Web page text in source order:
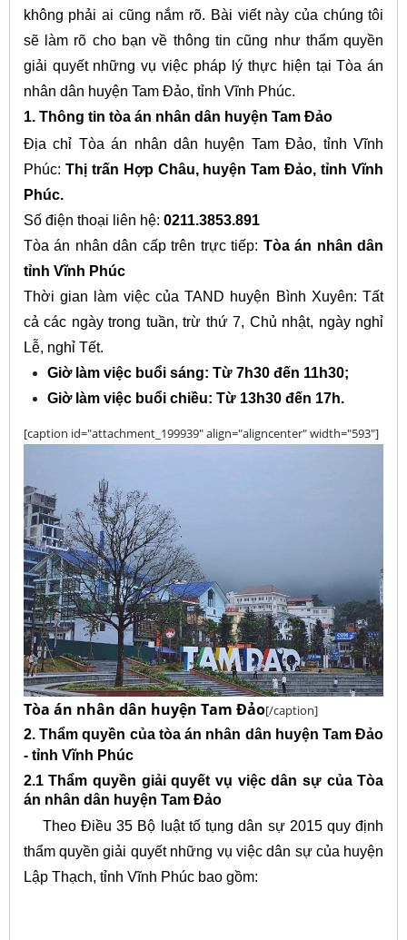
không phải ai cũng nắm rõ. Bài viết này của chúng tôi
sẽ làm rõ cho bạn về thông tin cũng như thẩm quyền
giải quyết những vụ việc pháp lý thực hiện tại Tòa án
nhân dân huyện Tam Đảo, tỉnh Vĩnh Phúc.
1. Thông tin tòa án nhân dân huyện Tam Đảo
Địa chỉ Tòa án nhân dân huyện Tam Đảo, tỉnh Vĩnh
Phúc: Thị trấn Hợp Châu, huyện Tam Đảo, tỉnh Vĩnh
Phúc.
Số điện thoại liên hệ: 0211.3853.891
Tòa án nhân dân cấp trên trực tiếp: Tòa án nhân dân
tỉnh Vĩnh Phúc
Thời gian làm việc của TAND huyện Bình Xuyên: Tất
cả các ngày trong tuần, trừ thứ 7, Chủ nhật, ngày nghỉ
Lễ, nghỉ Tết.
Giờ làm việc buổi sáng: Từ 7h30 đến 11h30;
Giờ làm việc buổi chiều: Từ 13h30 đến 17h.
[caption id="attachment_199939" align="aligncenter" width="593"]
Tòa án nhân dân huyện Tam Đảo[/caption]
2. Thẩm quyền của tòa án nhân dân huyện Tam Đảo
- tỉnh Vĩnh Phúc
2.1 Thẩm quyền giải quyết vụ việc dân sự của Tòa
án nhân dân huyện Tam Đảo
Theo Điều 35 Bộ luật tố tụng dân sự 2015 quy định
thẩm quyền giải quyết những vụ việc dân sự của huyện
Lập Thạch, tỉnh Vĩnh Phúc bao gồm: